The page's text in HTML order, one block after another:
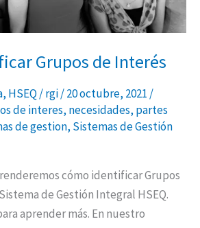
Grupos de Interés
, HSEQ/rgi/20 octubre, 2021 /
de interes, necesidades, partes
de gestion, Sistemas de Gestión
cómo identificar Grupos
de Gestión Integral HSEQ.
aprender más. En nuestro